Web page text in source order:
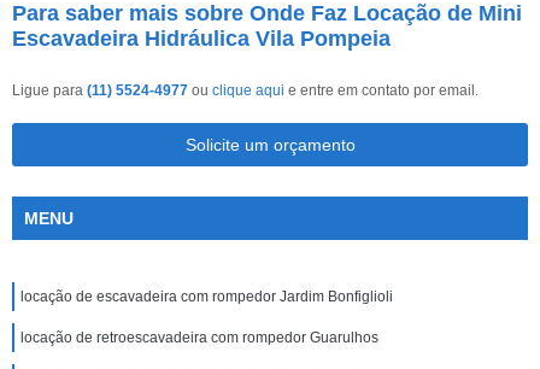
Para saber mais sobre Onde Faz Locação de Mini
Escavadeira Hidráulica Vila Pompeia
Ligue para (11) 5524-4977 ou clique aqui e entre em contato por email.
Solicite um orçamento
MENU
locação de escavadeira com rompedor Jardim Bonfiglioli
locação de retroescavadeira com rompedor Guarulhos